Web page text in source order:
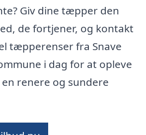
Giv dine tæpper den
de fortjener, og kontakt
tæpperenser fra Snave
i dag for at opleve
renere og sundere